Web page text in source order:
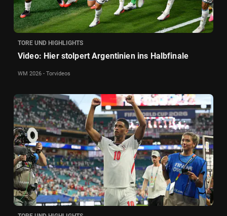
TORE UND HIGHLIGHTS
Video: Hier stolpert Argentinien ins Halbfinale
WM 2026 - Torvideos